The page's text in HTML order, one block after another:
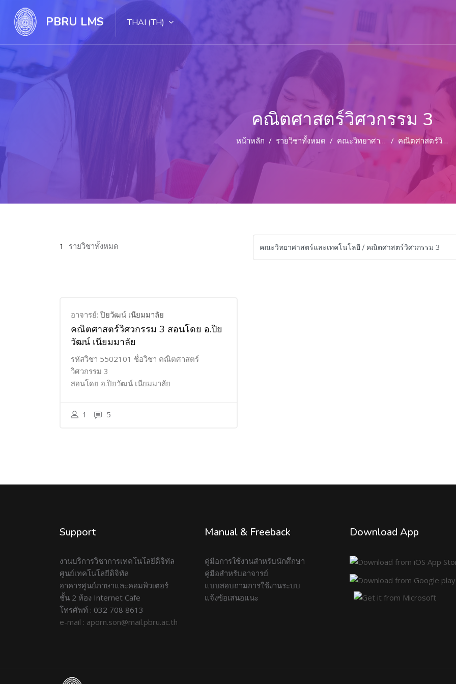
PBRU LMS THAI ‎(TH)‎
คณิตศาสตร์วิศวกรรม 3
หน้าหลัก รายวิชาทั้งหมด คณะวิทยาศาสตร์และเทคโนโลยี คณิตศาสตร์วิศวกรรม 3
1
รายวิชาทั้งหมด
อาจารย์: ปิยวัฒน์ เนียมมาลัย
คณิตศาสตร์วิศวกรรม 3 สอนโดย อ.ปิย
วัฒน์ เนียมมาลัย
รหัสวิชา 5502101 ชื่อวิชา คณิตศาสตร์
วิศวกรรม 3
สอนโดย อ.ปิยวัฒน์ เนียมมาลัย
1 5
Support
งานบริการวิชาการเทคโนโลยีดิจิทัล
ศูนย์เทคโนโลยีดิจิทัล
อาคารศูนย์ภาษาและคอมพิวเตอร์
ชั้น 2 ห้อง Internet Cafe
โทรศัพท์ : 032 708 8613
e-mail : aporn.son@mail.pbru.ac.th
Manual & Freeback
คู่มือการใช้งานสำหรับนักศึกษา
คู่มือสำหรับอาจารย์
แบบสอบถามการใช้งานระบบ
แจ้งข้อเสนอแนะ
Download App